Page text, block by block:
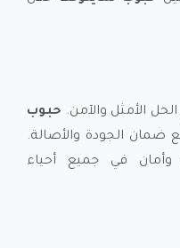
الأمثل والآمن. حبوب
في جميع أحياء